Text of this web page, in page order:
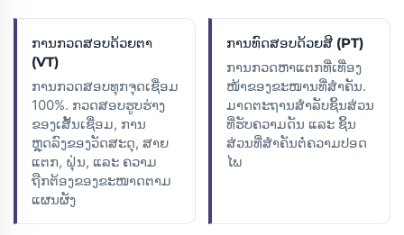
ການກວດສອບດ້ວຍຕາ
(VT)
ການກວດສອບທຸກຈຸດເຊື່ອມ
100%. ກວດສອບຮູບຮ່າງ
ຂອງເສັ້ນເຊື່ອມ, ການ
ຫຼຸດລົງຂອງວັດສະດຸ, ສາຍ
ແຕກ, ຝຸ່ນ, ແລະ ຄວາມ
ຖືກຕ້ອງຂອງຂະໜາດຕາມ
ແຜນຜັງ
ການທົດສອບດ້ວຍສີ (PT)
ການກວດຫາແຕກທີ່ເທື່ອງ
ໜ້າຂອງຂະໜານທີ່ສຳຄັນ.
ມາດຕະຖານສຳລັບຊິ້ນສ່ວນ
ທີ່ຮັບຄວາມດັນ ແລະ ຊິ້ນ
ສ່ວນທີ່ສຳຄັນຕໍ່ຄວາມປອດ
ໄພ